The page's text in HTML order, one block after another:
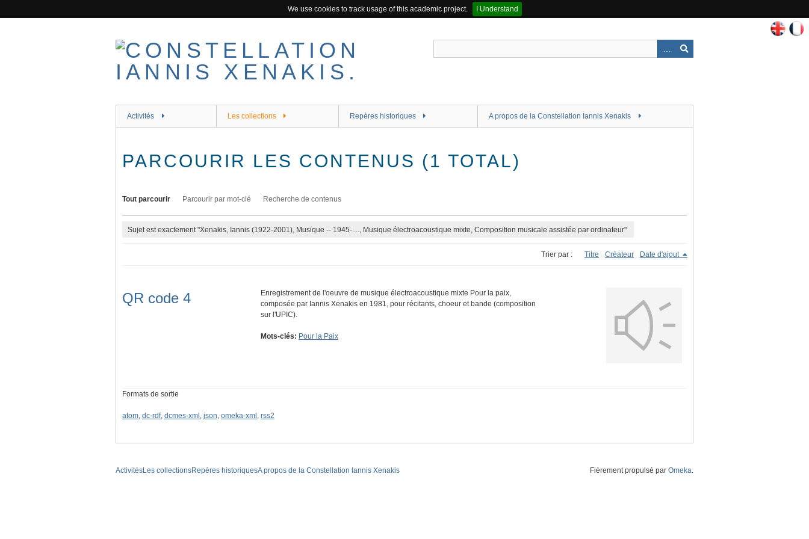
We use cookies to track usage of this academic project.
I Understand
Activités Les collections Repères historiques A propos de la Constellation Iannis Xenakis
PARCOURIR LES CONTENUS (1 TOTAL)
Tout parcourir Parcourir par mot-clé Recherche de contenus
Sujet est exactement "Xenakis, Iannis (1922-2001), Musique -- 1945-...., Musique électroacoustique mixte, Composition musicale assistée par ordinateur"
Trier par : Titre Créateur Date d'ajout
QR code 4
Enregistrement de l'oeuvre de musique électroacoustique mixte Pour la paix,
composée par Iannis Xenakis en 1981, pour récitants, choeur et bande (composition
sur l'UPIC).
Mots-clés: Pour la Paix
Formats de sortie
atom, dc-rdf, dcmes-xml , json, omeka-xml , rss2
ActivitésLes collectionsRepères historiquesA propos de la Constellation Iannis Xenakis Fièrement propulsé par Omeka.